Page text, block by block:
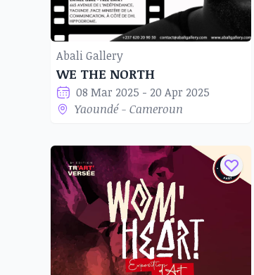
Abali Gallery
WE THE NORTH
08 Mar 2025 - 20 Apr 2025
Yaoundé - Cameroun